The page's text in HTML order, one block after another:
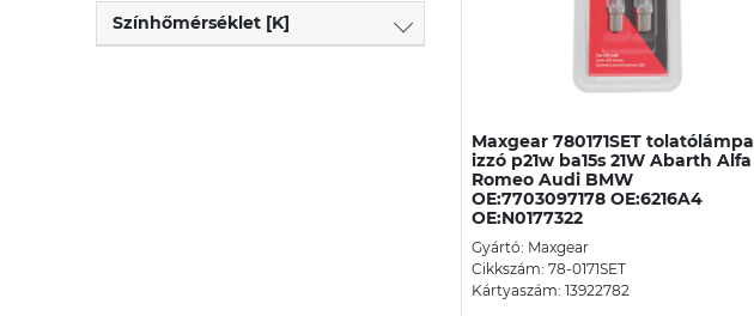
Színhőmérséklet [K]
Maxgear 780171SET tolatólámpa
izzó p21w ba15s 21W Abarth Alfa
Romeo Audi BMW
OE:7703097178 OE:6216A4
OE:N0177322
Gyártó: Maxgear
Cikkszám: 78-0171SET
Kártyaszám: 13922782